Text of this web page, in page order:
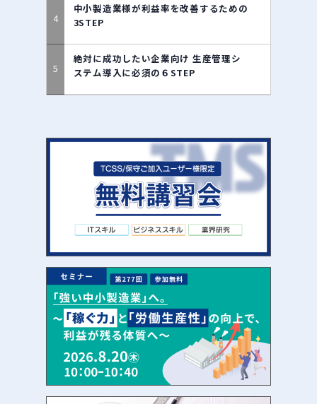
中小製造業様が利益率を改善するための
3STEP
絶対に成功したい企業向け 生産管理シ
ステム導入に必須の６STEP